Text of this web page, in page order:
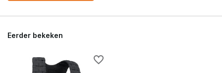
Eerder bekeken